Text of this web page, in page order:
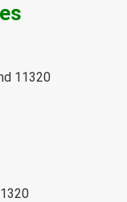
11320